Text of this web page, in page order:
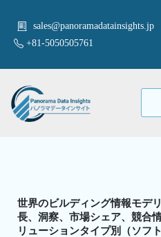
sales@panoramadatainsights.jp
+81-5050505761
世界のビルディング情報モデ
長、洞察、市場シェア、競合
リューションタイプ別（ソフ